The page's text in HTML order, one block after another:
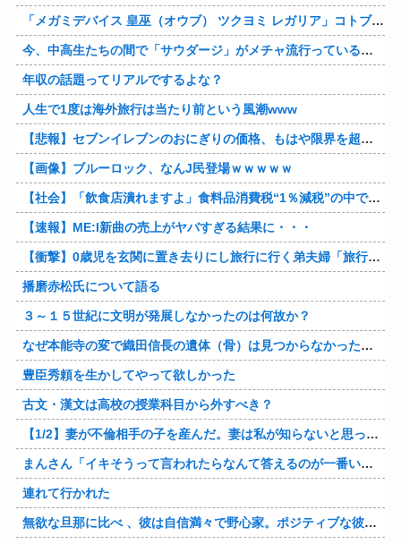
「メガミデバイス 皇巫（オウブ） ツクヨミ レガリア」コトブキヤデビュー…
今、中高生たちの間で「サウダージ」がメチャ流行っているらしい
年収の話題ってリアルでするよな？
人生で1度は海外旅行は当たり前という風潮www
【悲報】セブンイレブンのおにぎりの価格、もはや限界を超える
【画像】ブルーロック、なんJ民登場ｗｗｗｗｗ
【社会】「飲食店潰れますよ」食料品消費税“1％減税”の中で上がる懸念 外食は10％で“9％”差に…一方で対象の弁当店でも悲痛な声「値下げできない…」
【速報】ME:I新曲の売上がヤバすぎる結果に・・・
【衝撃】0歳児を玄関に置き去りにし旅行に行く弟夫婦「旅行中、1ヶ月世話しろw」18年後に返せと言われ「お前らの子供、捨てたよ?」「は!?」
播磨赤松氏について語る
３～１５世紀に文明が発展しなかったのは何故か？
なぜ本能寺の変で織田信長の遺体（骨）は見つからなかったのか
豊臣秀頼を生かしてやって欲しかった
古文・漢文は高校の授業科目から外すべき？
【1/2】妻が不倫相手の子を産んだ。妻は私が知らないと思っている。遠方のため会うのは年に数回程度だが、今も不倫相手とは切れていない。そしてまもなく妻は不倫相手に会いに行く…
まんさん「イキそうって言われたらなんて答えるのが一番いい？」
連れて行かれた
無欲な旦那に比べ 、彼は自信満々で野心家。ポジティブな彼に惹かれバイト後や休みの日に会うようになり、男女の関係になるまで時間はいらなかった… だが彼はただのバカだったｗ